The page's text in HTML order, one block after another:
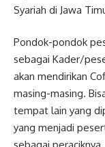
Syariah di Jawa
Pondok-pondok
sebagai Kader/
akan mendirikan
masing-masing.
tempat lain yang
yang menjadi